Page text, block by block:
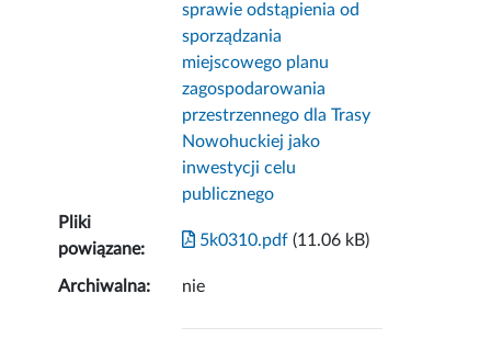
sprawie odstąpienia od
sporządzania
miejscowego planu
zagospodarowania
przestrzennego dla Trasy
Nowohuckiej jako
inwestycji celu
publicznego
Pliki
powiązane:
5k0310.pdf (11.06 kB)
Archiwalna: nie